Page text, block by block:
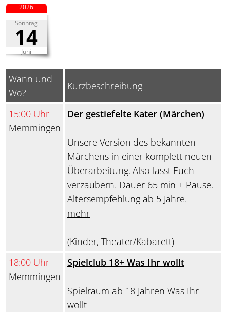
Sonntag
14
Juni
2026
Wann und
Wo?
Kurzbeschreibung
15:00 Uhr
Memmingen
Der gestiefelte Kater (Märchen)
Unsere Version des bekannten
Märchens in einer komplett neuen
Überarbeitung. Also lasst Euch
verzaubern. Dauer 65 min + Pause.
Altersempfehlung ab 5 Jahre.
mehr
(Kinder, Theater/Kabarett)
18:00 Uhr
Memmingen
Spielclub 18+ Was Ihr wollt
Spielraum ab 18 Jahren Was Ihr
wollt